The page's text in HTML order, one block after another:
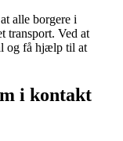
alle borgere i
transport. Ved at
og få hjælp til at
i kontakt